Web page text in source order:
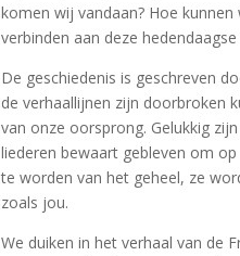
komen wij vandaan? Hoe
verbinden aan deze
De geschiedenis is geschreven
de verhaallijnen zijn doorbroken
van onze oorsprong. Gelukkig
liederen bewaart gebleven om
te worden van het geheel, ze
zoals jou.
We duiken in het verhaal van de